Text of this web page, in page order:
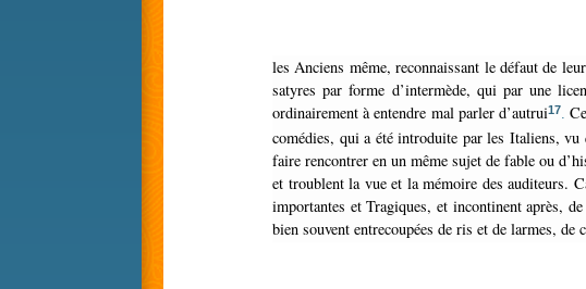
les Anciens même, reconnaissant le défaut de leur théâtre et que le peu de variété qui s’y pratiquait rendait les spectateurs mélancoliques, furent contraints d’introduire des
satyres par forme d’intermède, qui par une
ordinairement à entendre mal parler d’autrui17.
comédies, qui a été introduite par les Italiens, vu
faire rencontrer en un même sujet de fable ou
et troublent la vue et la mémoire des auditeurs.
importantes et Tragiques, et incontinent après,
bien souvent entrecoupées de ris et de larmes,